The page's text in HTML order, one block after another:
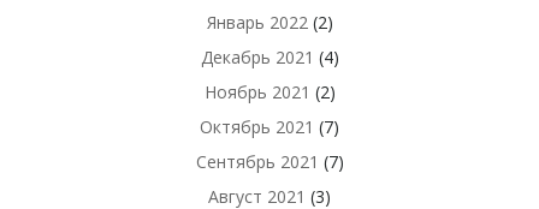
Январь 2022(2)
Декабрь 2021 (4)
Ноябрь 2021 (2)
Октябрь 2021 (7)
Сентябрь 2021 (7)
Август 2021 (3)